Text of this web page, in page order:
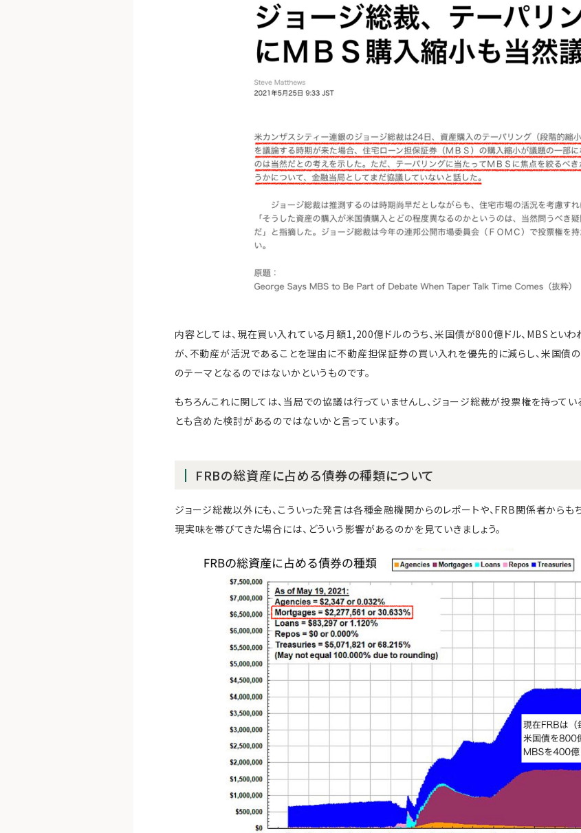
内容としては、現在買い入れている月額1,200億ドルのうち、米国債が800億ドル、MBSとい
が、不動産が活況であることを理由に不動産担保証券の買い入れを優先的に減らし、米国債
のテーマとなるのではないかというものです。
もちろんこれに関しては、当局での協議は行っていませんし、ジョージ総裁が投票権を持ってい
とも含めた検討があるのではないかと言っています。
FRBの総資産に占める債券の種類について
ジョージ総裁以外にも、こういった発言は各種金融機関からのレポートや、FRB関係者からも
現実味を帯びてきた場合には、どういう影響があるのかを見ていきましょう。